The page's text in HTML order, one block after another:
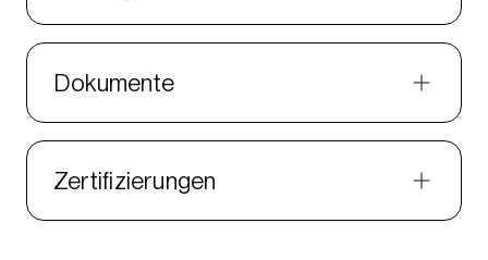
Dokumente
Zertifizierungen